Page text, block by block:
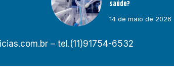
saúde?
14 de maio de 2026
– tel.(11)91754-6532